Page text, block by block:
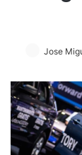
Jose